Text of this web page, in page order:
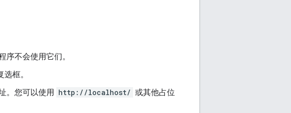
序不会使用它们。
选框。
。您可以使用 http://localhost/ 或其他占位